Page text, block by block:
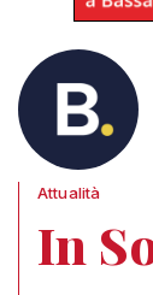
Attualità
In